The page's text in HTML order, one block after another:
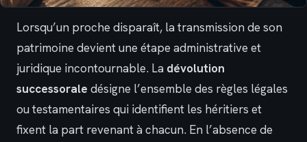
Lorsqu’un proche disparaît, la transmission de son
patrimoine devient une étape administrative et
juridique incontournable. La dévolution
successorale désigne l’ensemble des règles légales
ou testamentaires qui identifient les héritiers et
fixent la part revenant à chacun. En l’absence de